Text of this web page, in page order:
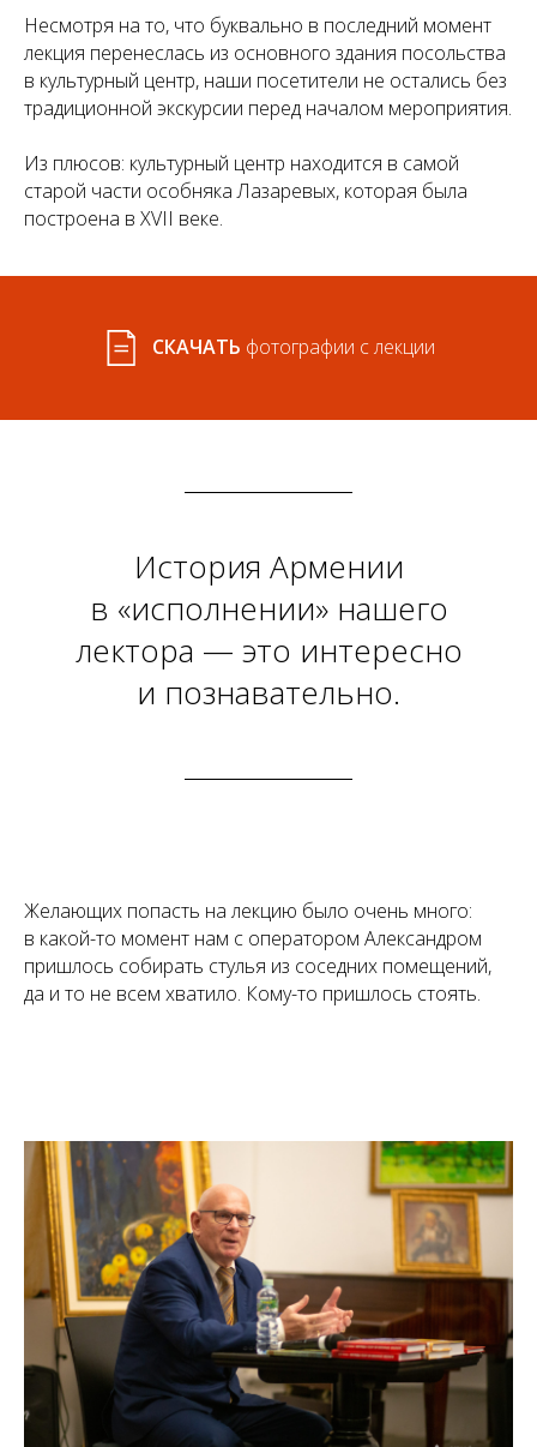
Несмотря на то, что буквально в последний момент
лекция перенеслась из основного здания посольства
в культурный центр, наши посетители не остались без
традиционной экскурсии перед началом мероприятия.
Из плюсов: культурный центр находится в самой
старой части особняка Лазаревых, которая была
построена в XVII веке.
СКАЧАТЬ фотографии с лекции
История Армении
в «исполнении» нашего
лектора — это интересно
и познавательно.
Желающих попасть на лекцию было очень много:
в какой-то момент нам с оператором Александром
пришлось собирать стулья из соседних помещений,
да и то не всем хватило. Кому-то пришлось стоять.